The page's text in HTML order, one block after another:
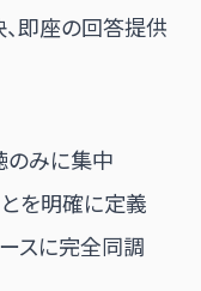
即座の回答提供
のみに集中
とを明確に定義
スに完全同調